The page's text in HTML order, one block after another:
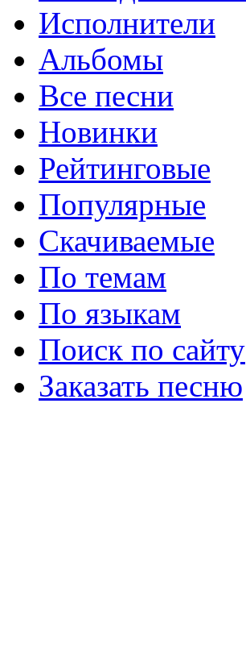
Исполнители
Альбомы
Все песни
Новинки
Рейтинговые
Популярные
Скачиваемые
По темам
По языкам
Поиск по сайту
Заказать песню